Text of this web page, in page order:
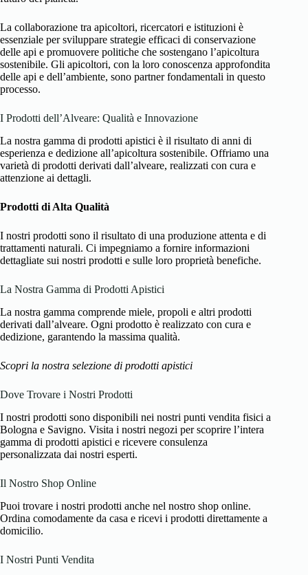
La collaborazione tra apicoltori, ricercatori e istituzioni è
essenziale per sviluppare strategie efficaci di conservazione
delle api e promuovere politiche che sostengano l’apicoltura
sostenibile. Gli apicoltori, con la loro conoscenza approfondita
delle api e dell’ambiente, sono partner fondamentali in questo
processo.
I Prodotti dell’Alveare: Qualità e Innovazione
La nostra gamma di prodotti apistici è il risultato di anni di
esperienza e dedizione all’apicoltura sostenibile. Offriamo una
varietà di prodotti derivati dall’alveare, realizzati con cura e
attenzione ai dettagli.
Prodotti di Alta Qualità
I nostri prodotti sono il risultato di una produzione attenta e di
trattamenti naturali. Ci impegniamo a fornire informazioni
dettagliate sui nostri prodotti e sulle loro proprietà benefiche.
La Nostra Gamma di Prodotti Apistici
La nostra gamma comprende miele, propoli e altri prodotti
derivati dall’alveare. Ogni prodotto è realizzato con cura e
dedizione, garantendo la massima qualità.
Scopri la nostra selezione di prodotti apistici
Dove Trovare i Nostri Prodotti
I nostri prodotti sono disponibili nei nostri punti vendita fisici a
Bologna e Savigno. Visita i nostri negozi per scoprire l’intera
gamma di prodotti apistici e ricevere consulenza
personalizzata dai nostri esperti.
Il Nostro Shop Online
Puoi trovare i nostri prodotti anche nel nostro shop online.
Ordina comodamente da casa e ricevi i prodotti direttamente a
domicilio.
I Nostri Punti Vendita